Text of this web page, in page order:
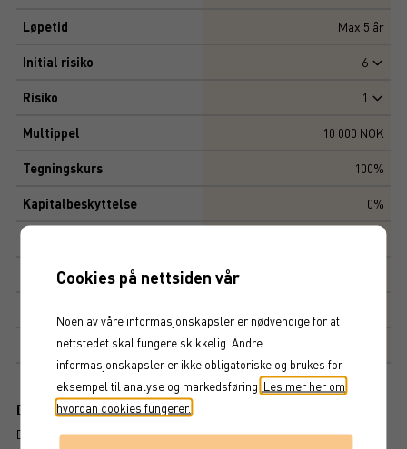
Løpetid Max 5 år
Initial risiko 6
Risiko 1
Multippel 10 000 NOK
Tegningskurs 100%
Kapitalbeskyttelse 0%
Kupong
Markedsplass NASDAQ STOCKHOLM AB
Dokument
BROSJYRE
Cookies på nettsiden vår
Noen av våre informasjonskapsler er nødvendige for at
nettstedet skal fungere skikkelig. Andre
informasjonskapsler er ikke obligatoriske og brukes for
eksempel til analyse og markedsføring. Les mer her om
hvordan cookies fungerer.